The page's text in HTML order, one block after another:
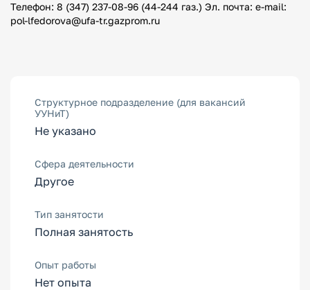
Телефон: 8 (347) 237-08-96 (44-244 газ.) Эл. почта: e-mail:
pol-lfedorova@ufa-tr.gazprom.ru
Структурное подразделение (для вакансий
УУНиТ)
Не указано
Сфера деятельности
Другое
Тип занятости
Полная занятость
Опыт работы
Нет опыта